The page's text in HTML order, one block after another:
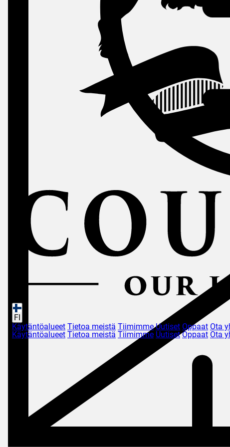
FI
Käytäntöalueet Tietoa meistä Tiimimme Uutiset Oppaat Ota
Käytäntöalueet Tietoa meistä Tiimimme Uutiset Oppaat Ota